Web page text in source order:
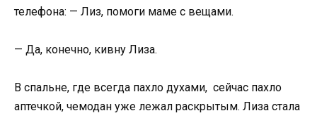
телефона: — Лиз, помоги маме с вещами.
— Да, конечно, кивну Лиза.
В спальне, где всегда пахло духами, сейчас пахло
аптечкой, чемодан уже лежал раскрытым. Лиза стала